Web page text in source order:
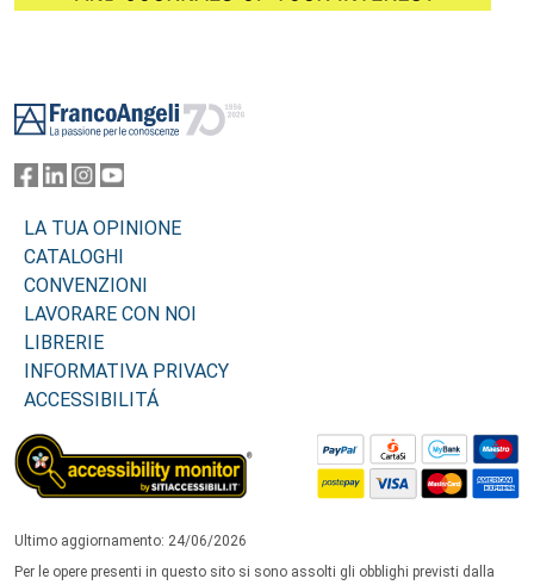
LA TUA OPINIONE
CATALOGHI
CONVENZIONI
LAVORARE CON NOI
LIBRERIE
INFORMATIVA PRIVACY
ACCESSIBILITÁ
Ultimo aggiornamento: 24/06/2026
Per le opere presenti in questo sito si sono assolti gli obblighi previsti dalla